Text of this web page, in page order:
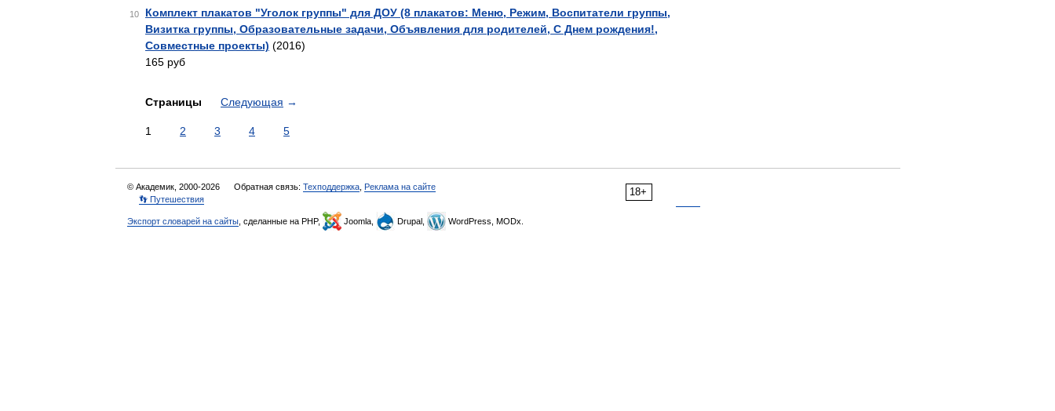
10
Комплект плакатов "Уголок группы" для ДОУ (8 плакатов: Меню, Режим, Воспитатели группы,
Визитка группы, Образовательные задачи, Объявления для родителей, С Днем рождения!,
Совместные проекты) (2016)
165 руб
Страницы Следующая →
1 2 3 4 5
18+
© Академик, 2000-2026 Обратная связь: Техподдержка Реклама на сайте
👣 Путешествия
Экспорт словарей на сайты , сделанные на PHP, Joomla, Drupal, WordPress, MODx.